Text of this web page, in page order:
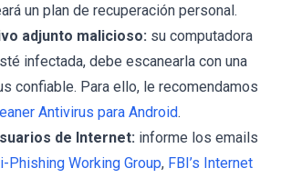
un plan de recuperación personal.
adjunto malicioso: su computadora
infectada, debe escanearla con una
confiable. Para ello, le recomendamos
Antivirus para Android.
de Internet: informe los emails
Phishing Working Group, FBI’s Internet